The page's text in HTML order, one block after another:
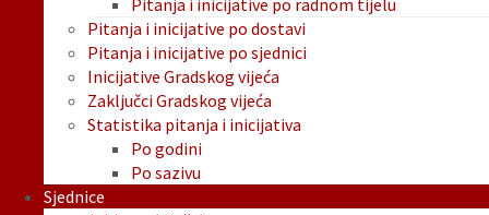
Pitanja i inicijative po radnom tijelu
Pitanja i inicijative po dostavi
Pitanja i inicijative po sjednici
Inicijative Gradskog vijeća
Zaključci Gradskog vijeća
Statistika pitanja i inicijativa
Po godini
Po sazivu
Sjednice